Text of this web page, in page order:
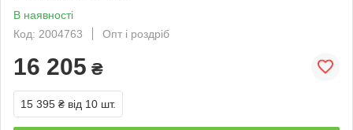
В наявності
Код: 2004763
Опт і роздріб
16 205 ₴
15 395 ₴ від 10 шт.